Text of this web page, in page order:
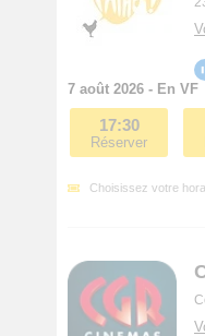
7 août 2026 - En VF
17:30
Réserver
Choisissez votre